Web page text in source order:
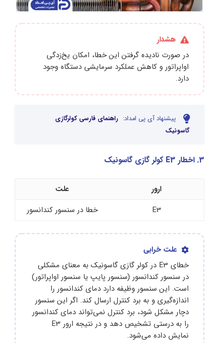
هشدار
در صورت نادیده گرفتن این خطا، امکان یخ‌زدگی
اواپراتور و کاهش عملکرد سرمایشی دستگاه وجود
دارد.
پیشنهاد آی پی امداد: راهنمای فارسی کولرگازی
گاسونیک
3. اخطار E3 کولر گازی گاسونیک
ارور
علت
E3
خطا در سنسور کندانسور
علت خرابی
خطای E3 در کولر گازی گاسونیک به معنای مشکلی
در سنسور کندانسور (سنسور پایپ یا سنسور اواپراتور)
است. این سنسور وظیفه دارد دمای کندانسور را
اندازه‌گیری و به برد کنترل ارسال کند. اگر این سنسور
دچار مشکل شود، برد کنترل نمی‌تواند دمای کندانسور
را به درستی تشخیص دهد و در نتیجه ارور E3
نمایش داده می‌شود.